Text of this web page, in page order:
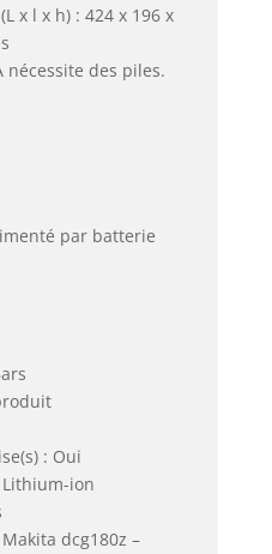
x l x h) : 424 x 196 x
nécessite des piles.
par batterie
: Oui
ion
dcg180z –